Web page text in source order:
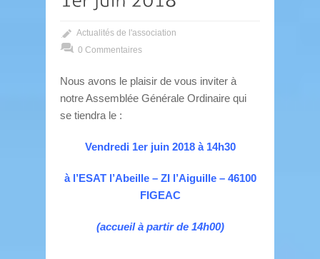
Actualités de l'association
0 Commentaires
Nous avons le plaisir de vous inviter à
notre Assemblée Générale Ordinaire qui
se tiendra le :
Vendredi 1er juin 2018 à 14h30
à l’ESAT l’Abeille – ZI l’Aiguille – 46100
FIGEAC
(accueil à partir de 14h00)